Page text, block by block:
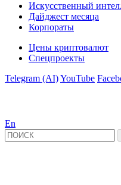
Искусственный
Дайджест месяца
Корпораты
Цены криптовалют
Спецпроекты
Telegram (AI)YouTube
En